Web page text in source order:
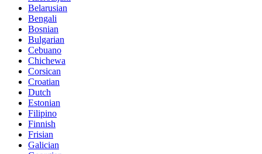
Belarusian
Bengali
Bosnian
Bulgarian
Cebuano
Chichewa
Corsican
Croatian
Dutch
Estonian
Filipino
Finnish
Frisian
Galician